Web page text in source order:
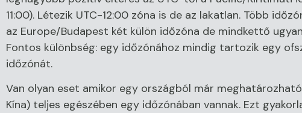
11:00). Létezik UTC-12:00 zóna is de az lakatlan. Több
az Europe/Budapest két külön időzóna de mindkettő
Fontos különbség: egy időzónához mindig tartozik egy
időzónát.
Van olyan eset amikor egy országból már
Kína) teljes egészében egy időzónában vannak. Ezt